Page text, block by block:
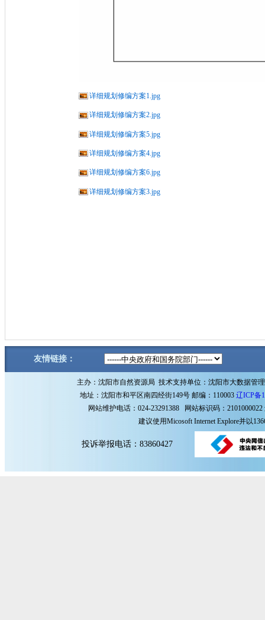
详细规划修编方案1.jpg
详细规划修编方案2.jpg
详细规划修编方案5.jpg
详细规划修编方案4.jpg
详细规划修编方案6.jpg
详细规划修编方案3.jpg
友情链接：
主办：沈阳市自然资源局 技术支持单位：沈阳市大数据管
地址：沈阳市和平区南四经街149号 邮编：110003 辽ICP备
网站维护电话：024-23291388 网站标识码：2101000022
建议使用Micosoft Internet Explore并以
投诉举报电话：83860427